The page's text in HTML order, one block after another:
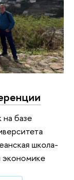
базе
школа-